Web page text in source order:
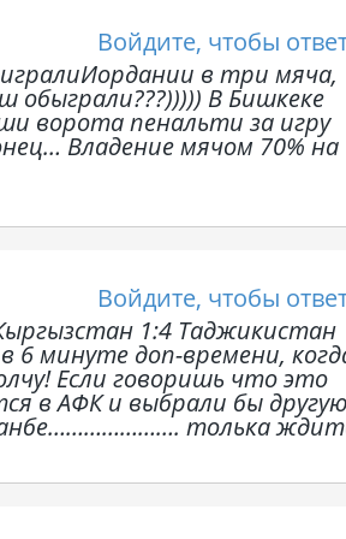
Войдите, чтобы
в три мяча,
В Бишкеке
ворота пенальти за игру
Владение мячом 70% на
Войдите, чтобы
1:4 Таджикистан
6 минуте доп-времени,
Если говоришь что это
в АФК и выбрали бы другую
толька